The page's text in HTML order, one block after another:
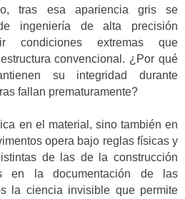
tras esa apariencia gris se
ingeniería de alta precisión
condiciones extremas que
convencional. ¿Por qué
su integridad durante
fallan prematuramente?
en el material, sino también en
opera bajo reglas físicas y
de las de la construcción
en la documentación de las
la ciencia invisible que permite